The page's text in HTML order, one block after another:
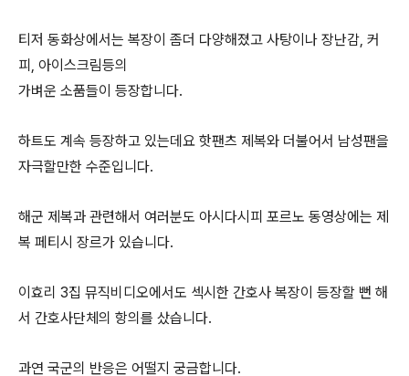
티저 동화상에서는 복장이 좀더 다양해졌고 사탕이나 장난감, 커
피, 아이스크림등의
가벼운 소품들이 등장합니다.
하트도 계속 등장하고 있는데요 핫팬츠 제복와 더불어서 남성팬을
자극할만한 수준입니다.
해군 제복과 관련해서 여러분도 아시다시피 포르노 동영상에는 제
복 페티시 장르가 있습니다.
이효리 3집 뮤직비디오에서도 섹시한 간호사 복장이 등장할 뻔 해
서 간호사단체의 항의를 샀습니다.
과연 국군의 반응은 어떨지 궁금합니다.